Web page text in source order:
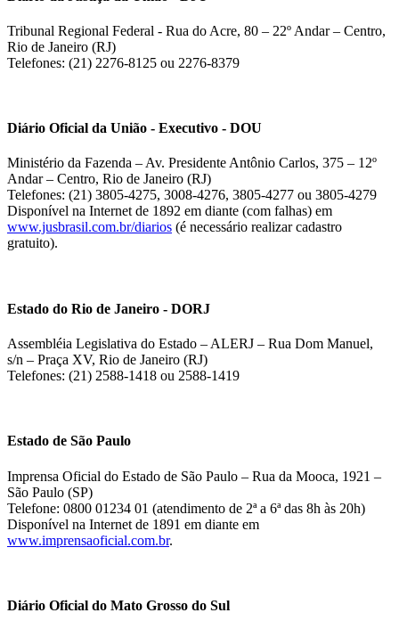
Tribunal Regional Federal - Rua do Acre, 80 – 22º Andar – Centro,
Rio de Janeiro (RJ)
Telefones: (21) 2276-8125 ou 2276-8379
Diário Oficial da União - Executivo - DOU
Ministério da Fazenda – Av. Presidente Antônio Carlos, 375 – 12º
Andar – Centro, Rio de Janeiro (RJ)
Telefones: (21) 3805-4275, 3008-4276, 3805-4277 ou 3805-4279
Disponível na Internet de 1892 em diante (com falhas) em
www.jusbrasil.com.br/diarios (é necessário realizar cadastro
gratuito).
Estado do Rio de Janeiro - DORJ
Assembléia Legislativa do Estado – ALERJ – Rua Dom Manuel,
s/n – Praça XV, Rio de Janeiro (RJ)
Telefones: (21) 2588-1418 ou 2588-1419
Estado de São Paulo
Imprensa Oficial do Estado de São Paulo – Rua da Mooca, 1921 –
São Paulo (SP)
Telefone: 0800 01234 01 (atendimento de 2ª a 6ª das 8h às 20h)
Disponível na Internet de 1891 em diante em
www.imprensaoficial.com.br.
Diário Oficial do Mato Grosso do Sul